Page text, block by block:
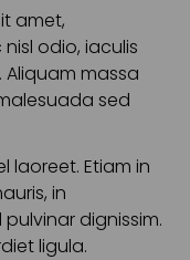
amet,
odio, iaculis
massa
sed
laoreet. Etiam in
in
dignissim.
ligula.